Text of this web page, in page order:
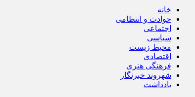
خانه
حوادث و انتظامی
اجتماعی
سیاسی
محیط زیست
اقتصادی
فرهنگی هنری
شهروند خبرنگار
یادداشت